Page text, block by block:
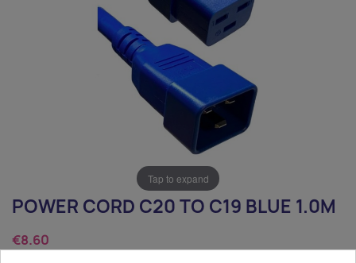
Tap to expand
POWER CORD C20 TO C19 BLUE 1.0M
€8.60